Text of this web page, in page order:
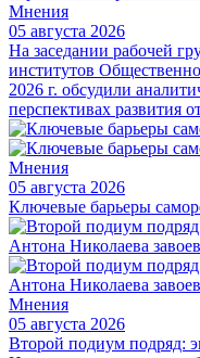
Мнения
05 августа 2026
На заседании рабочей
институтов
2026 г. обсудили
перспективах развития
Мнения
05 августа 2026
Ключевые барьеры
Мнения
05 августа 2026
Второй подиум подряд: